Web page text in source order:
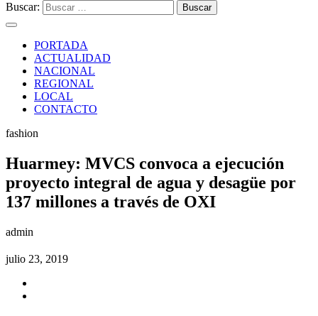
Buscar:
PORTADA
ACTUALIDAD
NACIONAL
REGIONAL
LOCAL
CONTACTO
fashion
Huarmey: MVCS convoca a ejecución
proyecto integral de agua y desagüe por
137 millones a través de OXI
admin
julio 23, 2019